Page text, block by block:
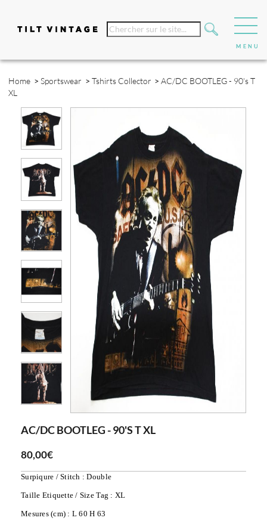
Home > Sportswear > Tshirts Collector >AC/DC BOOTLEG - 90's T
XL
AC/DC BOOTLEG - 90'S T XL
80,00€
Surpiqure / Stitch : Double
Taille Etiquette / Size Tag : XL
Mesures (cm) : L 60 H 63